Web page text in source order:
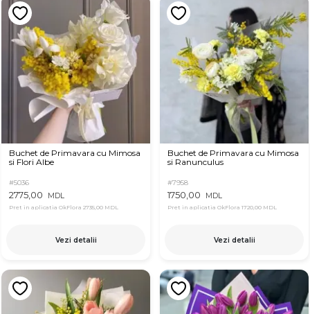
Buchet de Primavara cu Mimosa
si Flori Albe
#5036
2775,00 MDL
Pret in aplicatia OkFlora 2735,00 MDL
Vezi detalii
Buchet de Primavara cu Mimosa
si Ranunculus
#7958
1750,00 MDL
Pret in aplicatia OkFlora 1720,00 MDL
Vezi detalii